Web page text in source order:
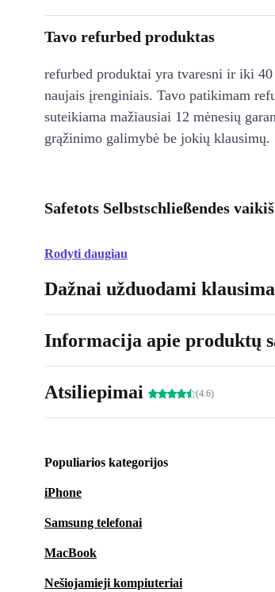
Tavo refurbed produktas
refurbed produktai yra tvaresni ir iki
naujais įrenginiais. Tavo patikimam
suteikiama mažiausiai 12 mėnesių
grąžinimo galimybė be jokių klausimų.
Safetots Selbstschließendes
Rodyti daugiau
Dažnai užduodami
Informacija apie produktų
Atsiliepimai (4.6)
Populiarios kategorijos
iPhone
Samsung telefonai
MacBook
Nešiojamieji kompiuteriai